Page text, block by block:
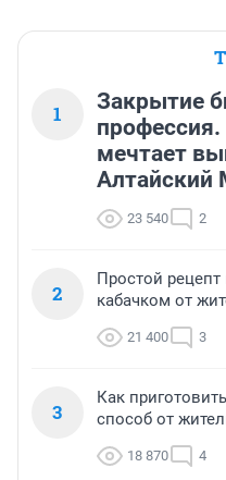
1
Закрытие
мечтает
Алтайский
23 540 2
2
Простой
кабачком от
21 400 3
3
Как
способ от
18 870 4